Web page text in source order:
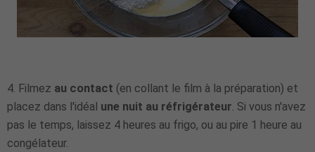
4. Filmez au contact (en collant le film à la préparation) et
placez dans l'idéal une nuit au réfrigérateur. Si vous n'avez
pas le temps, laissez 4 heures au frigo, ou au pire 1 heure au
congélateur.